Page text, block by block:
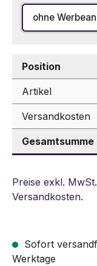
ohne
Position
Artikel
Versandkosten
Preise exkl.
Versandkosten.
Sofort
Werktage